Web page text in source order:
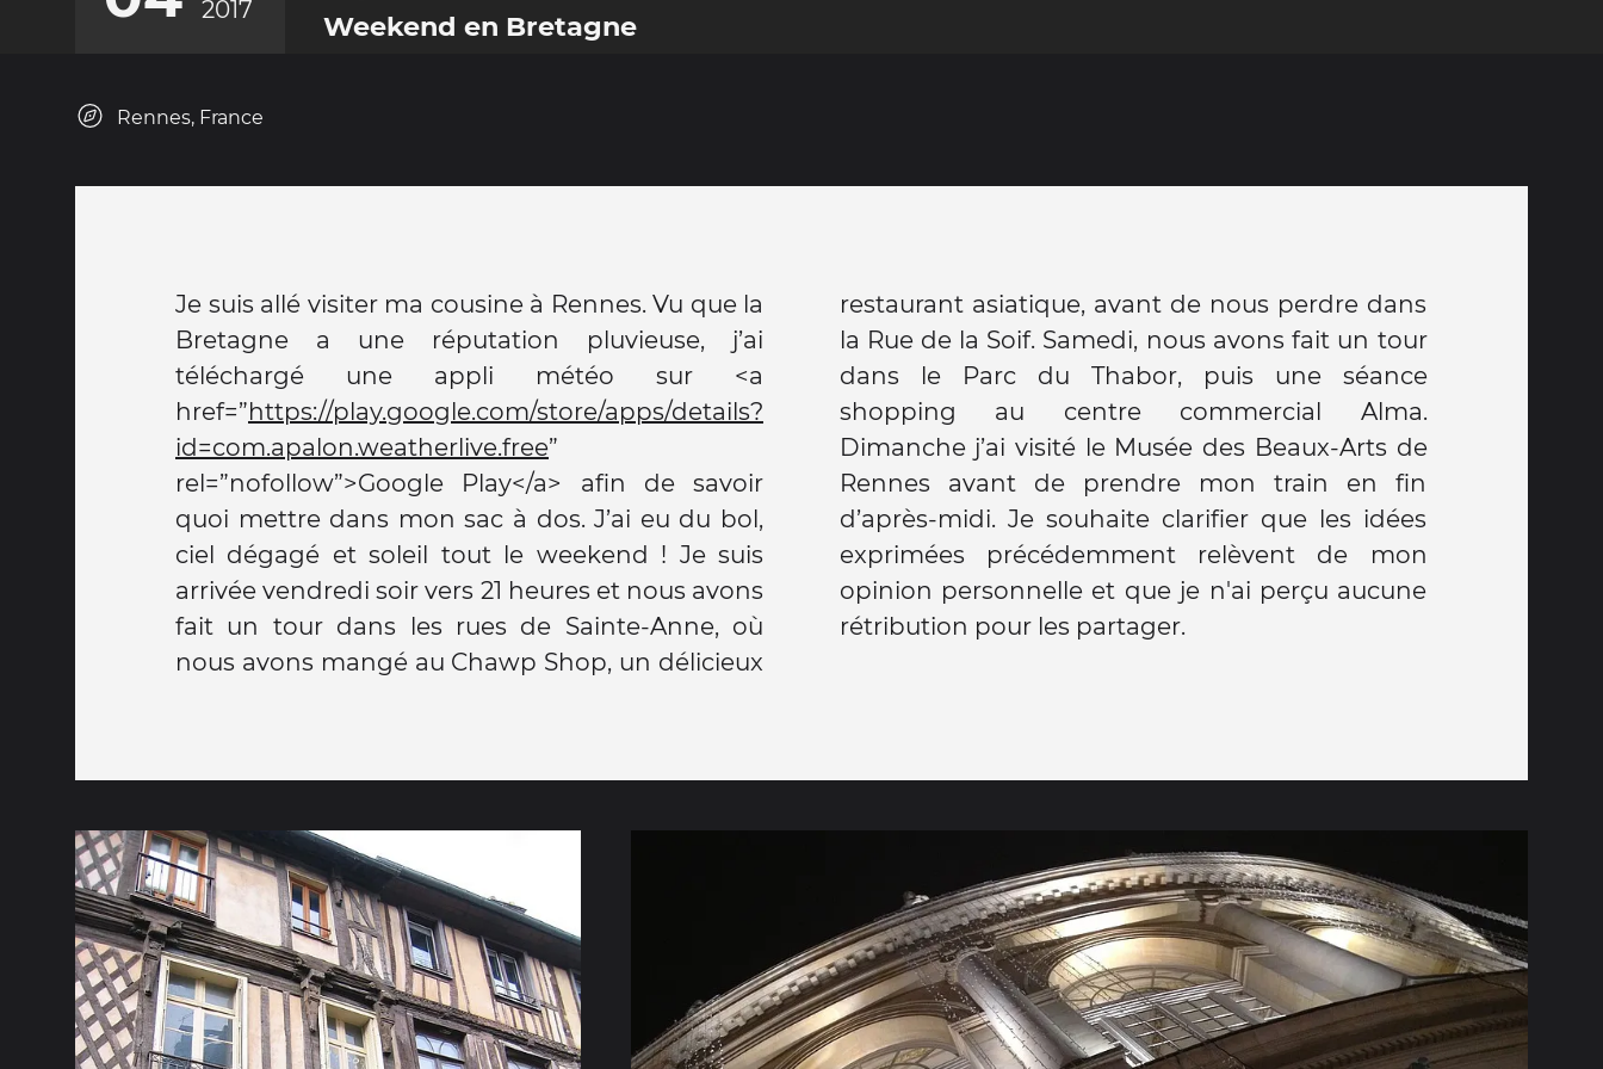
2017
Weekend en Bretagne
Rennes, France
Je suis allé visiter ma cousine à Rennes. Vu que la
Bretagne a une réputation pluvieuse, j’ai
téléchargé une appli météo sur <a
href=”https://play.google.com/store/apps/details?
id=com.apalon.weatherlive.free”
rel=”nofollow”>Google Play</a> afin de savoir
quoi mettre dans mon sac à dos. J’ai eu du bol,
ciel dégagé et soleil tout le weekend ! Je suis
arrivée vendredi soir vers 21 heures et nous avons
fait un tour dans les rues de Sainte-Anne, où
nous avons mangé au Chawp Shop, un délicieux
restaurant asiatique, avant de nous perdre dans
la Rue de la Soif. Samedi, nous avons fait un tour
dans le Parc du Thabor, puis une séance
shopping au centre commercial Alma.
Dimanche j’ai visité le Musée des Beaux-Arts de
Rennes avant de prendre mon train en fin
d’après-midi. Je souhaite clarifier que les idées
exprimées précédemment relèvent de mon
opinion personnelle et que je n'ai perçu aucune
rétribution pour les partager.